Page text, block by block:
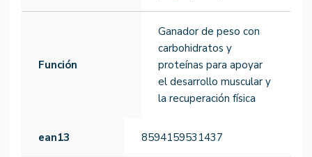
Función
Ganador de peso con
carbohidratos y
proteínas para apoyar
el desarrollo muscular y
la recuperación física
ean13 8594159531437